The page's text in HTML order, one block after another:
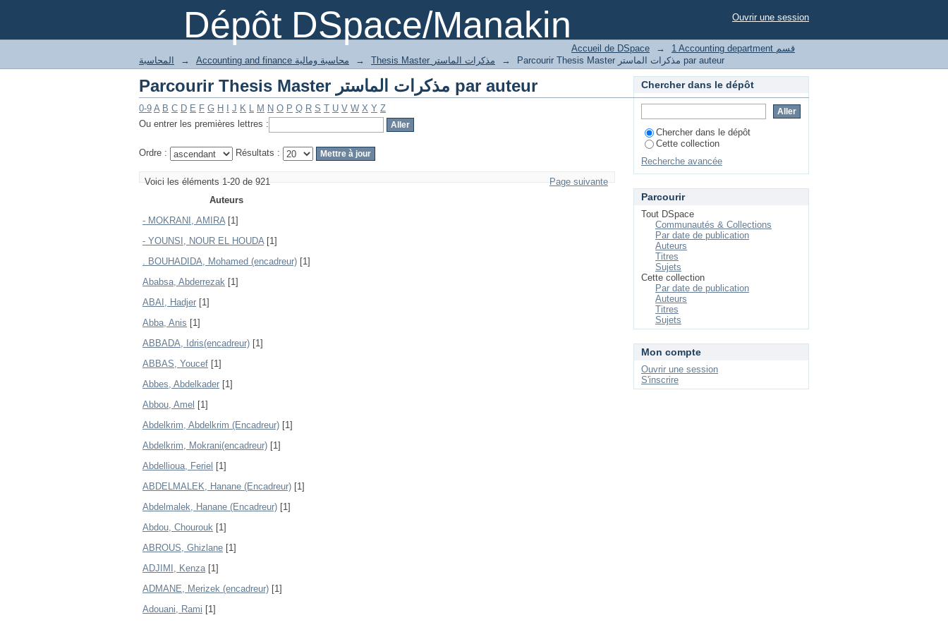
Dépôt DSpace/Manakin
Parcourir Thesis Master
Ouvrir une session
Accueil de DSpace →
1 Accounting department قسم
المحاسبة
→ Accounting and finance محاسبة ومالية → Thesis Master مذكرات الماستر → Parcourir Thesis Master مذكرات الماستر par auteur
Parcourir Thesis Master مذكرات الماستر par auteur
0-9 A B C D E F G H J K L M N O P Q R S T U V W X Y Z
Ou entrer les premières lettres :
Ordre : Résultats :
Voici les éléments 1-20 de 921
Page suivante
Auteurs
- MOKRANI, AMIRA[1]
- YOUNSI, NOUR EL HOUDA[1]
. BOUHADIDA, Mohamed (encadreur) [1]
Ababsa, Abderrezak [1]
ABAI, Hadjer [1]
Abba, Anis [1]
ABBADA, Idris(encadreur) [1]
ABBAS, Youcef [1]
Abbes, Abdelkader [1]
Abbou, Amel [1]
Abdelkrim, Abdelkrim (Encadreur) [1]
Abdelkrim, Mokrani(encadreur) [1]
Abdellioua, Feriel [1]
ABDELMALEK, Hanane (Encadreur) [1]
Abdelmalek, Hanane (Encadreur) [1]
Abdou, Chourouk [1]
ABROUS, Ghizlane [1]
ADJIMI, Kenza[1]
ADMANE, Merizek (encadreur) [1]
Adouani, Rami [1]
Chercher dans le dépôt
Chercher dans le dépôt
Cette collection
Recherche avancée
Parcourir
Tout DSpace
Communautés & Collections
Par date de publication
Auteurs
Titres
Sujets
Cette collection
Par date de publication
Auteurs
Titres
Sujets
Mon compte
Ouvrir une session
S'inscrire